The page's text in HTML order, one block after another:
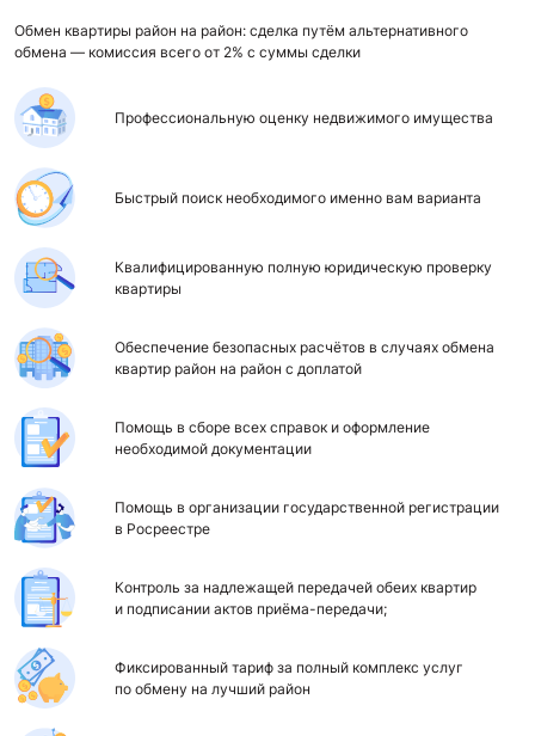
Обмен квартиры район на район: сделка путём альтернативного
обмена — комиссия всего от 2% с суммы сделки
Профессиональную оценку недвижимого имущества
Быстрый поиск необходимого именно вам варианта
Квалифицированную полную юридическую проверку
квартиры
Обеспечение безопасных расчётов в случаях обмена
квартир район на район с доплатой
Помощь в сборе всех справок и оформление
необходимой документации
Помощь в организации государственной регистрации
в Росреестре
Контроль за надлежащей передачей обеих квартир
и подписании актов приёма-передачи;
Фиксированный тариф за полный комплекс услуг
по обмену на лучший район